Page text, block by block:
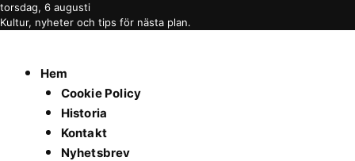
torsdag, 6 augusti
Kultur, nyheter och tips för nästa plan.
Hem
Cookie Policy
Historia
Kontakt
Nyhetsbrev